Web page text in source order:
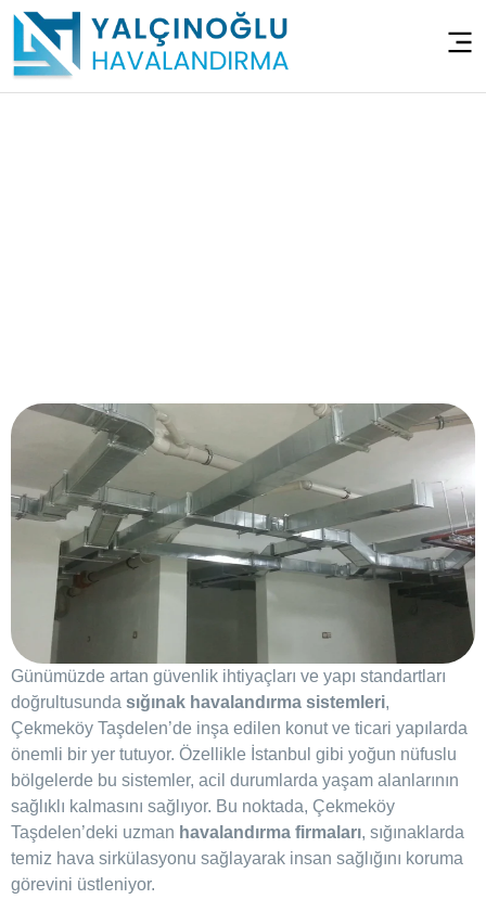
Günümüzde artan güvenlik ihtiyaçları ve yapı standartları
doğrultusunda sığınak havalandırma sistemleri,
Çekmeköy Taşdelen’de inşa edilen konut ve ticari yapılarda
önemli bir yer tutuyor. Özellikle İstanbul gibi yoğun nüfuslu
bölgelerde bu sistemler, acil durumlarda yaşam alanlarının
sağlıklı kalmasını sağlıyor. Bu noktada, Çekmeköy
Taşdelen’deki uzman havalandırma firmaları, sığınaklarda
temiz hava sirkülasyonu sağlayarak insan sağlığını koruma
görevini üstleniyor.